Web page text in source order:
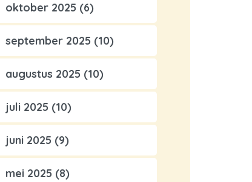
oktober 2025 (6)
september 2025 (10)
augustus 2025 (10)
juli 2025 (10)
juni 2025 (9)
mei 2025 (8)